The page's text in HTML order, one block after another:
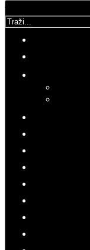
Traži...
Svijet
Kategorija:
SVIJET